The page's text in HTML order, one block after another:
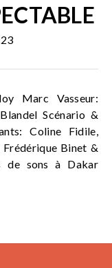
Marc Vasseur:
Scénario &
Coline Fidile,
Binet &
de sons à Dakar